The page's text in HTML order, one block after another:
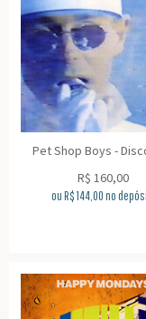
Pet Shop Boys -
R$ 160,00
ou R$144,00no